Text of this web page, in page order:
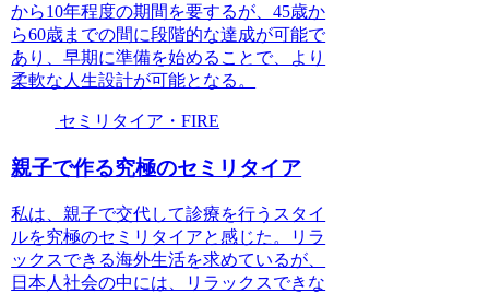
から10年程度の期間を要するが、45歳か
ら60歳までの間に段階的な達成が可能で
あり、早期に準備を始めることで、より
柔軟な人生設計が可能となる。
セミリタイア・FIRE
親子で作る究極のセミリタイア
私は、親子で交代して診療を行うスタイ
ルを究極のセミリタイアと感じた。リラ
ックスできる海外生活を求めているが、
日本人社会の中には、リラックスできな